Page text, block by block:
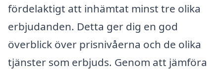
fördelaktigt att inhämtat minst tre olika
erbjudanden. Detta ger dig en god
överblick över prisnivåerna och de olika
tjänster som erbjuds. Genom att jämföra